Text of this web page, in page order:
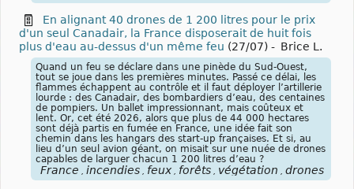
En alignant 40 drones de 1 200 litres pour le prix
d'un seul Canadair, la France disposerait de huit fois
plus d'eau au-dessus d'un même feu (27/07) - Brice L.
Quand un feu se déclare dans une pinède du Sud-Ouest,
tout se joue dans les premières minutes. Passé ce délai, les
flammes échappent au contrôle et il faut déployer l’artillerie
lourde : des Canadair, des bombardiers d’eau, des centaines
de pompiers. Un ballet impressionnant, mais coûteux et
lent. Or, cet été 2026, alors que plus de 44 000 hectares
sont déjà partis en fumée en France, une idée fait son
chemin dans les hangars des start-up françaises. Et si, au
lieu d’un seul avion géant, on misait sur une nuée de drones
capables de larguer chacun 1 200 litres d’eau ?
France incendies feux forêts végétation drones